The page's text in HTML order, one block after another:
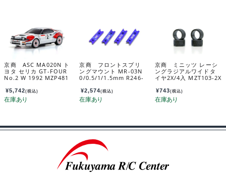
京商 ASC MA020N ト
ヨタ セリカ GT-FOUR
No.2 W 1992 MZP481
¥5,742(税込)
京商 フロントスプリ
ングマウント MR-03N
0/0.5/1/1.5mm R246-
¥2,574(税込)
京商 ミニッツ レーシ
ングラジアルワイドタ
イヤ2X/4入 MZT103-2X
¥743(税込)